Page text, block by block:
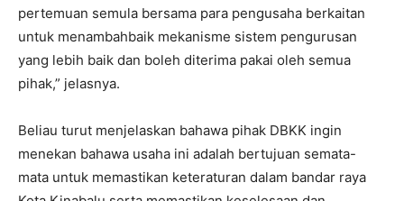
pertemuan semula bersama para pengusaha berkaitan
untuk menambahbaik mekanisme sistem pengurusan
yang lebih baik dan boleh diterima pakai oleh semua
pihak,” jelasnya.
Beliau turut menjelaskan bahawa pihak DBKK ingin
menekan bahawa usaha ini adalah bertujuan semata-
mata untuk memastikan keteraturan dalam bandar raya